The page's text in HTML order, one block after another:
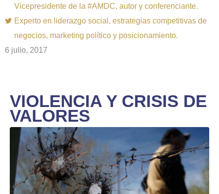
Vicepresidente de la #AMDC, autor y conferenciante.
Experto en liderazgo social, estrategias competitivas de
negocios, marketing político y posicionamiento.
6 julio, 2017
VIOLENCIA Y CRISIS DE
VALORES